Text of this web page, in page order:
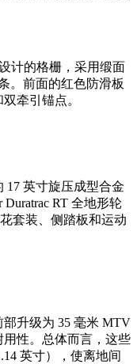
计的格栅，采用缎面
。前面的红色防滑板
牵引锚点。
17 英寸旋压成型合金
RT 全地形轮
套装、侧踏板和运动
升级为 35 毫米 MTV
性。总体而言，这些
英寸），使离地间